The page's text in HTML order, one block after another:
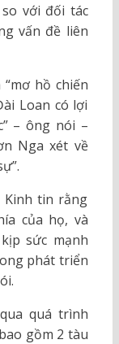
với đối tác
vấn đề liên
hồ chiến
Loan có lợi
– ông nói –
Nga xét về
Kinh tin rằng
của họ, và
sức mạnh
phát triển
quá trình
gồm 2 tàu